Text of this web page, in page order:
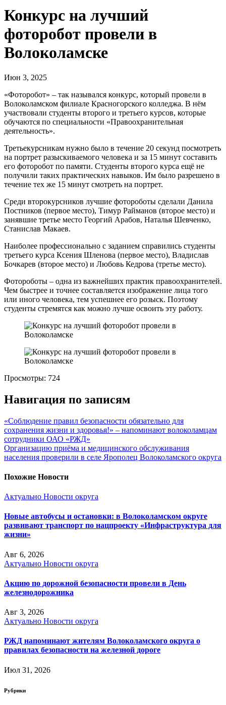
Конкурс на лучший
фоторобот провели в
Волоколамске
Июн 3, 2025
«Фоторобот» – так назывался конкурс, который провели в
Волоколамском филиале Красногорского колледжа. В нём
участвовали студенты второго и третьего курсов, которые
обучаются по специальности «Правоохранительная
деятельность».
Третьекурсникам нужно было в течение 20 секунд посмотреть
на портрет разыскиваемого человека и за 15 минут составить
его фоторобот по памяти. Студенты второго курса ещё не
получили таких практических навыков. Им было разрешено в
течение тех же 15 минут смотреть на портрет.
Среди второкурсников лучшие фотороботы сделали Данила
Постников (первое место), Тимур Райманов (второе место) и
занявшие третье место Георгий Арабов, Наталья Шевченко,
Станислав Макаев.
Наиболее профессионально с заданием справились студенты
третьего курса Ксения Шленова (первое место), Владислав
Бочкарев (второе место) и Любовь Кедрова (третье место).
Фотороботы – одна из важнейших практик правоохранителей.
Чем быстрее и точнее составляется изображение лица того
или иного человека, тем успешнее его розыск. Поэтому
студенты стремятся как можно лучше освоить эту работу.
Просмотры: 724
Навигация по записям
️«Соблюдение правил безопасности обязательно для
сохранения жизни и здоровья!» – напоминают волоколамцам
сотрудники ОАО «РЖД»
Организацию приёма и медицинского обслуживания
населения проверили в селе Ярополец Волоколамского округа
Похожие Новости
Актуально Новости округа
Новые автобусы и остановки: в Волоколамском округе
развивают транспорт по нацпроекту «Инфраструктура для
жизни»
Авг 6, 2026
Актуально Новости округа
Акцию по дорожной безопасности провели в День
железнодорожника
Авг 3, 2026
Актуально Новости округа
РЖД напоминают жителям Волоколамского округа о
правилах безопасности на железной дороге
Июл 31, 2026
Рубрики